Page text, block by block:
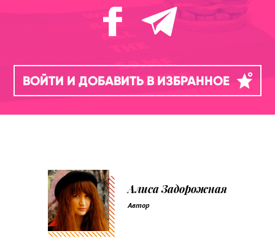
ВОЙТИ И ДОБАВИТЬ В ИЗБРАННОЕ
Алиса Задорожная
Автор